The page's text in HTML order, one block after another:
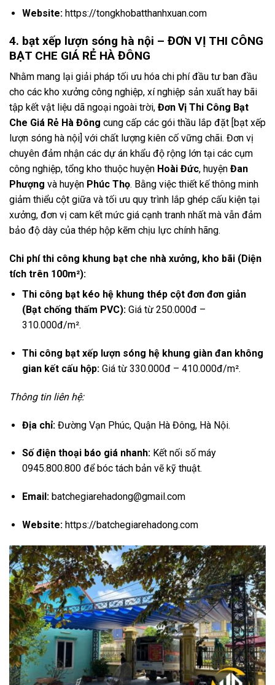
Website:https://tongkhobatthanhxuan.com
4. bạt xếp lượn sóng hà nội – ĐƠN VỊ THI CÔNG
BẠT CHE GIÁ RẺ HÀ ĐÔNG
Nhằm mang lại giải pháp tối ưu hóa chi phí đầu tư ban đầu
cho các kho xưởng công nghiệp, xí nghiệp sản xuất hay bãi
tập kết vật liệu dã ngoại ngoài trời, Đơn Vị Thi Công Bạt
Che Giá Rẻ Hà Đông cung cấp các gói thầu lắp đặt [bạt xếp
lượn sóng hà nội] với chất lượng kiên cố vững chãi. Đơn vị
chuyên đảm nhận các dự án khẩu độ rộng lớn tại các cụm
công nghiệp, tổng kho thuộc huyện Hoài Đức, huyện Đan
Phượng và huyện Phúc Thọ. Bằng việc thiết kế thông minh
giảm thiểu cột giữa và tối ưu quy trình lắp ghép cấu kiện tại
xưởng, đơn vị cam kết mức giá cạnh tranh nhất mà vẫn đảm
bảo độ dày của thép hộp kẽm chịu lực chính hãng.
Chi phí thi công khung bạt che nhà xưởng, kho bãi (Diện
tích trên 100m²):
Thi công bạt kéo hệ khung thép cột đơn đơn giản
(Bạt chống thấm PVC):Giá từ 250.000đ –
310.000đ/m².
Thi công bạt xếp lượn sóng hệ khung giàn đan không
gian kết cấu hộp:Giá từ 330.000đ – 410.000đ/m².
Thông tin liên hệ:
Địa chỉ:Đường Vạn Phúc,Quận Hà Đông,Hà Nội.
Số điện thoại báo giá nhanh:Kết nối số máy
0945.800.800 để bóc tách bản vẽ kỹ thuật.
Email:batchegiarehadong@gmail.com
Website:https://batchegiarehadong.com